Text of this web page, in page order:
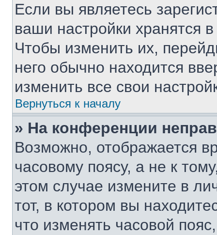
Если вы являетесь
ваши настройки хранятся
Чтобы изменить их,
него обычно находится
изменить все свои
Вернуться к началу
» На конференции
Возможно, отображается
часовому поясу, а не к
этом случае измените в
тот, в котором вы
что изменять часовой